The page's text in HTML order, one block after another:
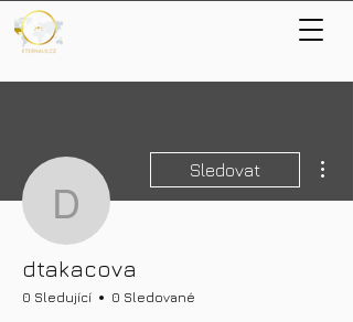
dtakacova
Sledovat
dtakacova
0 Sledující 0 Sledované